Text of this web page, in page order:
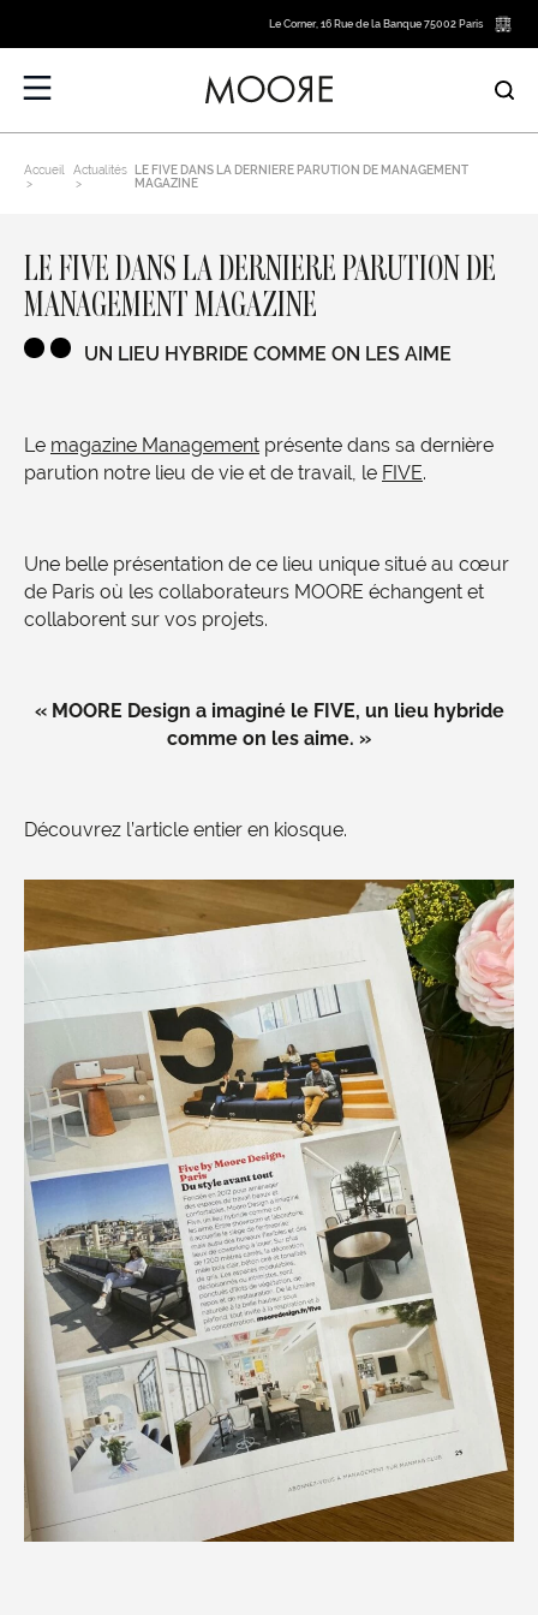
Le Corner, 16 Rue de la Banque 75002 Paris
Accueil Actualités
LE FIVE DANS LA DERNIERE PARUTION DE MANAGEMENT
MAGAZINE
LE FIVE DANS LA DERNIERE PARUTION DE
MANAGEMENT MAGAZINE
UN LIEU HYBRIDE COMME ON LES AIME
Le magazine Management présente dans sa dernière
parution notre lieu de vie et de travail, le FIVE.
Une belle présentation de ce lieu unique situé au cœur
de Paris où les collaborateurs MOORE échangent et
collaborent sur vos projets.
« MOORE Design a imaginé le FIVE, un lieu hybride
comme on les aime. »
Découvrez l’article entier en kiosque.